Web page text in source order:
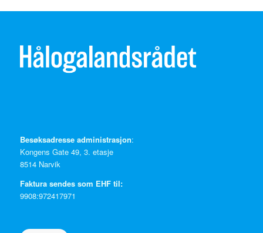
Besøksadresse administrasjon:
Kongens Gate 49, 3. etasje
8514 Narvik
Faktura sendes som EHF til:
9908:972417971